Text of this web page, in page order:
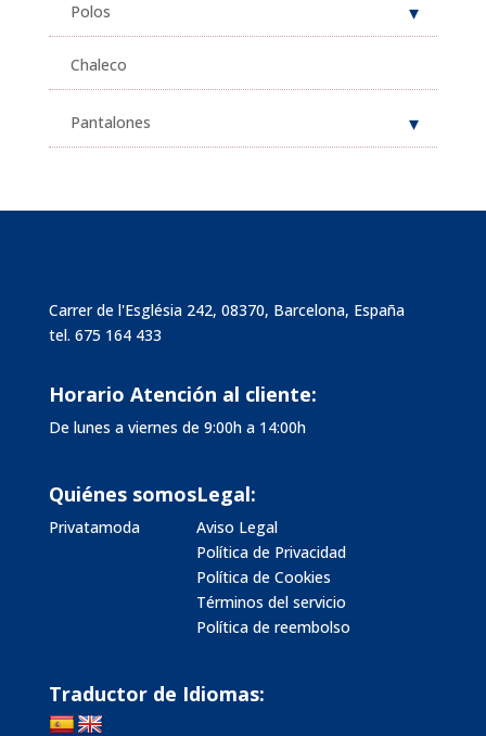
Polos
Chaleco
Pantalones
Carrer de l'Església 242, 08370, Barcelona, España
tel. 675 164 433
Horario Atención al cliente:
De lunes a viernes de 9:00h a 14:00h
Quiénes somos
Privatamoda
Legal:
Aviso Legal
Política de Privacidad
Política de Cookies
Términos del servicio
Política de reembolso
Traductor de Idiomas: